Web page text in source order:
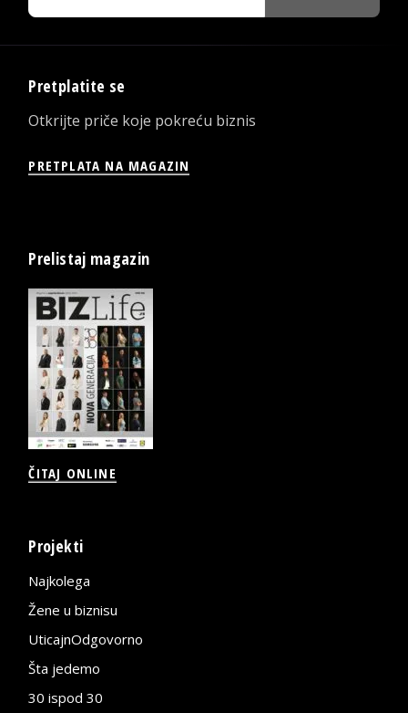
Pretplatite se
Otkrijte priče koje pokreću biznis
PRETPLATA NA MAGAZIN
Prelistaj magazin
ČITAJ ONLINE
Projekti
Najkolega
Žene u biznisu
UticajnOdgovorno
Šta jedemo
30 ispod 30